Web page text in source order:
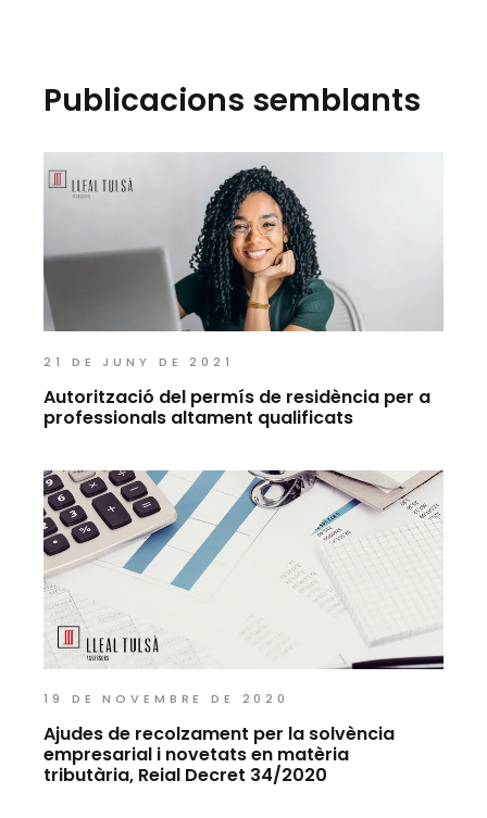
Publicacions semblants
21 DE JUNY DE 2021
Autorització del permís de residència per a
professionals altament qualificats
19 DE NOVEMBRE DE 2020
Ajudes de recolzament per la solvència
empresarial i novetats en matèria
tributària, Reial Decret 34/2020